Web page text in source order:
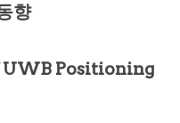
i
o
향
UWB Positioning